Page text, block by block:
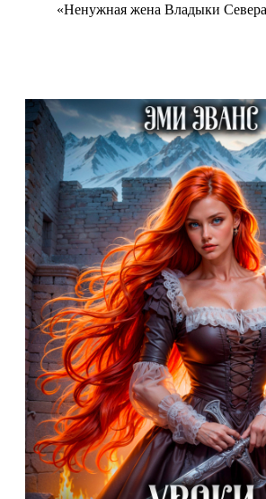
«Ненужная жена Владыки